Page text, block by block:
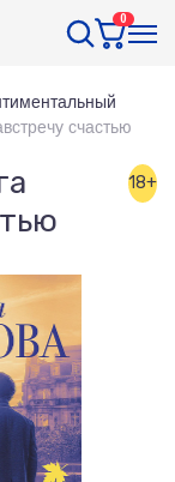
0
счастью
18+